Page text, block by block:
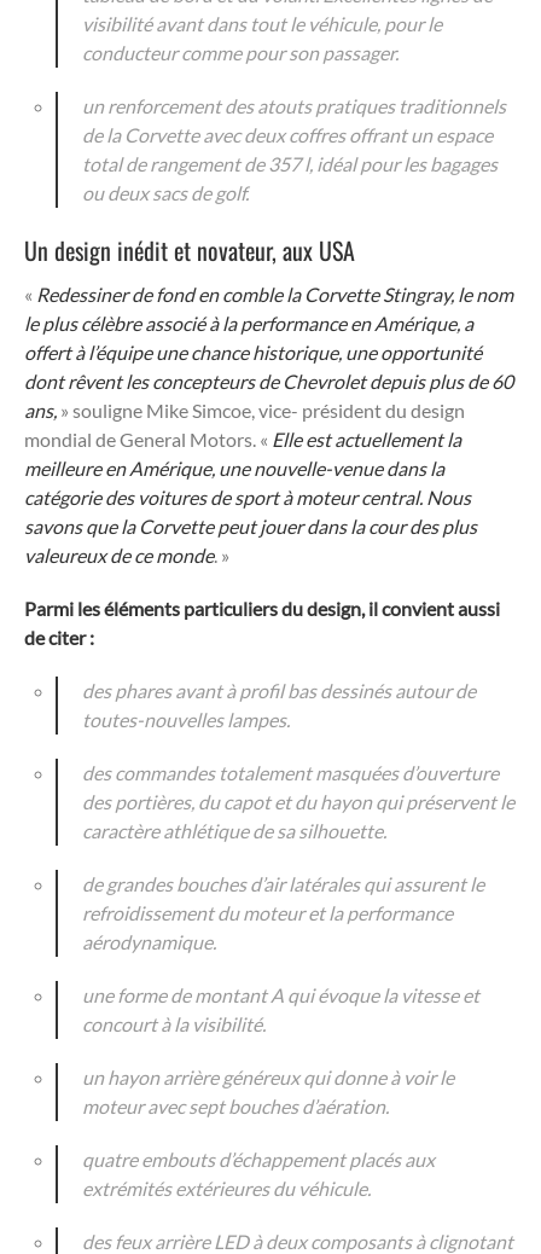
visibilité avant dans tout le véhicule, pour le
conducteur comme pour son passager.
un renforcement des atouts pratiques traditionnels
de la Corvette avec deux coffres offrant un espace
total de rangement de 357 l, idéal pour les bagages
ou deux sacs de golf.
Un design inédit et novateur, aux USA
« Redessiner de fond en comble la Corvette Stingray, le nom
le plus célèbre associé à la performance en Amérique, a
offert à l’équipe une chance historique, une opportunité
dont rêvent les concepteurs de Chevrolet depuis plus de 60
ans, » souligne Mike Simcoe, vice- président du design
mondial de General Motors. « Elle est actuellement la
meilleure en Amérique, une nouvelle-venue dans la
catégorie des voitures de sport à moteur central. Nous
savons que la Corvette peut jouer dans la cour des plus
valeureux de ce monde. »
Parmi les éléments particuliers du design, il convient aussi
de citer :
des phares avant à profil bas dessinés autour de
toutes-nouvelles lampes.
des commandes totalement masquées d’ouverture
des portières, du capot et du hayon qui préservent le
caractère athlétique de sa silhouette.
de grandes bouches d’air latérales qui assurent le
refroidissement du moteur et la performance
aérodynamique.
une forme de montant A qui évoque la vitesse et
concourt à la visibilité.
un hayon arrière généreux qui donne à voir le
moteur avec sept bouches d’aération.
quatre embouts d’échappement placés aux
extrémités extérieures du véhicule.
des feux arrière LED à deux composants à clignotant